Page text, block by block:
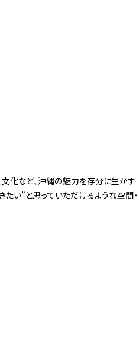
文化など、沖縄の魅力を存分に生かす
たい”と思っていただけるような空間・